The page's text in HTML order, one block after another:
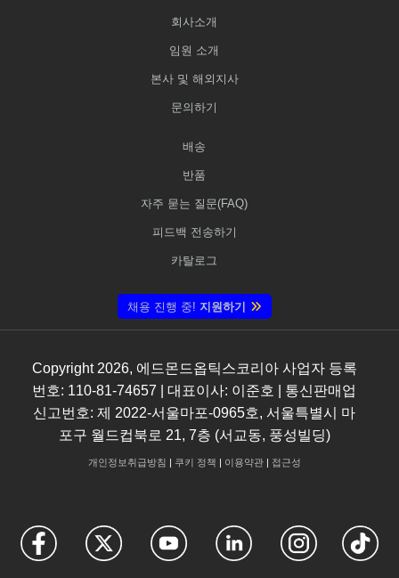
회사소개
임원 소개
본사 및 해외지사
문의하기
배송
반품
자주 묻는 질문(FAQ)
피드백 전송하기
카탈로그
채용 진행 중! 지원하기
Copyright 2026, 에드몬드옵틱스코리아 사업자 등록
번호: 110-81-74657 | 대표이사: 이준호 | 통신판매업
신고번호: 제 2022-서울마포-0965호, 서울특별시 마
포구 월드컵북로 21, 7층 (서교동, 풍성빌딩)
개인정보취급방침 | 쿠키 정책 | 이용약관| 접근성